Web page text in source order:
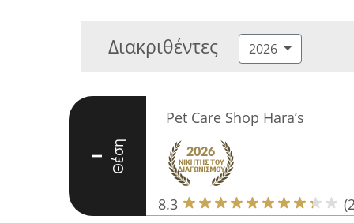
Διακριθέντες 2026
I Θέση
Pet Care Shop Hara’s
8.3